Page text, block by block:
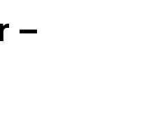
–